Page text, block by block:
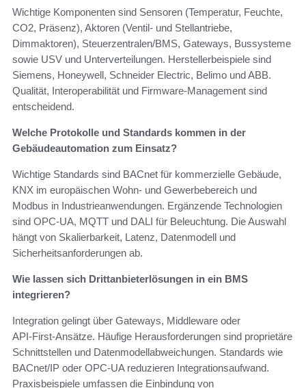
Wichtige Komponenten sind Sensoren (Temperatur, Feuchte,
CO2, Präsenz), Aktoren (Ventil‑ und Stellantriebe,
Dimmaktoren), Steuerzentralen/BMS, Gateways, Bussysteme
sowie USV und Unterverteilungen. Herstellerbeispiele sind
Siemens, Honeywell, Schneider Electric, Belimo und ABB.
Qualität, Interoperabilität und Firmware‑Management sind
entscheidend.
Welche Protokolle und Standards kommen in der
Gebäudeautomation zum Einsatz?
Wichtige Standards sind BACnet für kommerzielle Gebäude,
KNX im europäischen Wohn‑ und Gewerbebereich und
Modbus in Industrieanwendungen. Ergänzende Technologien
sind OPC‑UA, MQTT und DALI für Beleuchtung. Die Auswahl
hängt von Skalierbarkeit, Latenz, Datenmodell und
Sicherheitsanforderungen ab.
Wie lassen sich Drittanbieterlösungen in ein BMS
integrieren?
Integration gelingt über Gateways, Middleware oder
API‑First‑Ansätze. Häufige Herausforderungen sind proprietäre
Schnittstellen und Datenmodellabweichungen. Standards wie
BACnet/IP oder OPC‑UA reduzieren Integrationsaufwand.
Praxisbeispiele umfassen die Einbindung von